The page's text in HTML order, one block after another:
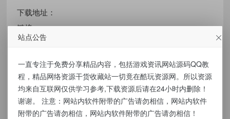
下载地址：
链接：
https://pan.baidu.com/s/1gnzXuM4Xsg2CjyxIrus8AA
提取码：csxz
解压密码：2023game.com
站点公告
一直专注于免费分享精品内容，包括游戏资讯网站源码QQ教
程，精品网络资源干货收藏站一切竟在酷玩资源网。所以资源
均来自互联网仅供学习参考,下载资源后请在24小时内删除！
谢谢。 注意：网站内软件附带的广告请勿相信，网站内软件
附带的广告请勿相信，网站内软件附带的广告请勿相信！